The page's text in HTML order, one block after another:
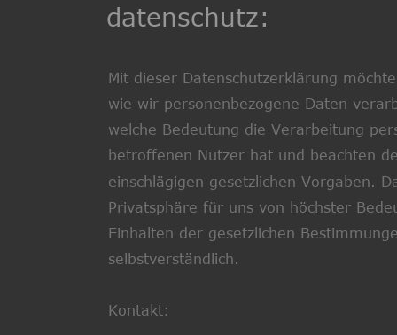
datenschutz:
Mit dieser Datenschutzerklärung
wie wir personenbezogene Daten
welche Bedeutung die Verarbeitung
betroffenen Nutzer hat und beachten
einschlägigen gesetzlichen Vorgaben.
Privatsphäre für uns von höchster
Einhalten der gesetzlichen
selbstverständlich.
Kontakt: